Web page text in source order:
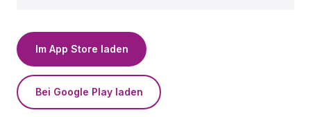
Im App Store laden
Bei Google Play laden